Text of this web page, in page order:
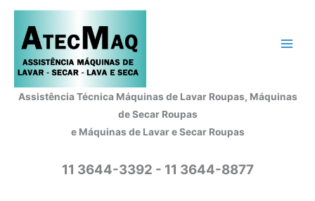
Assistência Técnica Máquinas de Lavar Roupas, Máquinas
de Secar Roupas
e Máquinas de Lavar e Secar Roupas
11 3644-3392 - 11 3644-8877